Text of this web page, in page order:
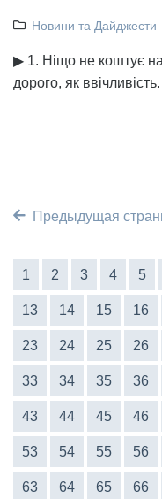
Новини та Дайджести
▶ 1. Ніщо не коштує
дорого, як
Предыдущая
1 2 3 4 5
13 14 15 16
23 24 25 26
33 34 35 36
43 44 45 46
53 54 55 56
63 64 65 66